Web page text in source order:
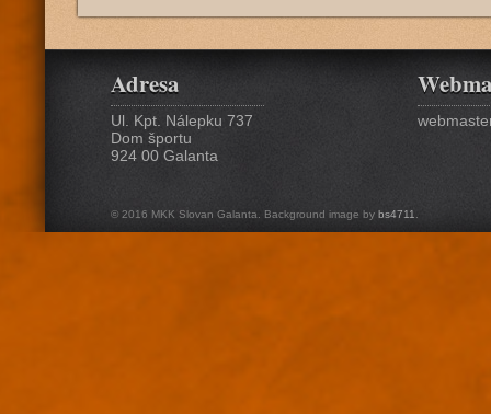
Adresa
Ul. Kpt. Nálepku 737
Dom športu
924 00 Galanta
© 2016 MKK Slovan Galanta. Background image by bs4711